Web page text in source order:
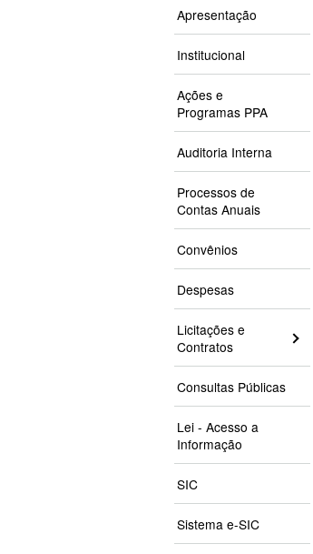
Apresentação
Institucional
Ações e
Programas PPA
Auditoria Interna
Processos de
Contas Anuais
Convênios
Despesas
Licitações e
Contratos
Consultas Públicas
Lei - Acesso a
Informação
SIC
Sistema e-SIC